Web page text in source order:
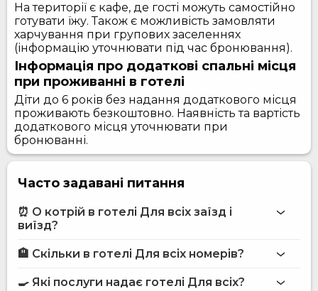
На території є кафе, де гості можуть самостійно
готувати їжу. Також є можливість замовляти
харчування при групових заселеннях
(інформацію уточнювати під час бронювання).
Інформація про додаткові спальні місця
при проживанні в готелі
Діти до 6 років без надання додаткового місця
проживають безкоштовно. Наявність та вартість
додаткового місця уточнювати при
бронюванні.
Часто задавані питання
⏰ О котрій в готелі Для всіх заїзд і
виїзд?
Більше інформації про Готель Для всіх
🏨 Скільки в готелі Для всіх номерів?
🍳 Які послуги надає готелі Для всіх?